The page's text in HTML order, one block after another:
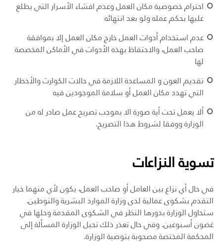
احترام خصوصية مكان العمل وعدم افشاء الأسرار التي يطلع
عليها بحكم عمله ولو بعد انتهائه
عدم استخدام أدوات العمل خارج مكان العمل إلا بموافقة
صاحب العمل، والاحتفاظ بهذه الأدوات في الأماكن المخصصة
لها
تقديم العون و المساعدة اللازمة في حالات الكوارث والأخطار
التي تهدد مكان العمل أو سلامة الموجودين فيه
ألا يعمل تحت أية صورة الا بموجب تصريح عمل صادر له من
الوزارة ووفقا لشروط هذا التصريح.
تسوية النزاعات
في حال أي نزاع بين العامل أو صاحب العمل، يكون لأي منهما خيار
التقدم بشكوى عمالية لدى وزارة الموارد البشرية والتوطين.
ستحاول الوزارة بدورها النظر في الشكوى المقدمة وحلها في
غضون أسبوعين. وفي حال تعذر ذلك تحيل الوزارة المسألة إلى
المحكمة المختصة مصحوبة بتوصية الوزارة.